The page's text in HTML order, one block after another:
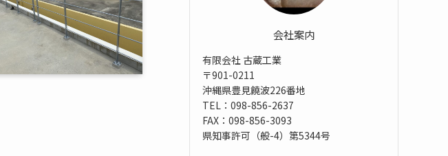
会社案内
有限会社 古蔵工業
〒901-0211
沖縄県豊見饒波226番地
TEL：098-856-2637
FAX：098-856-3093
県知事許可（般-4）第5344号